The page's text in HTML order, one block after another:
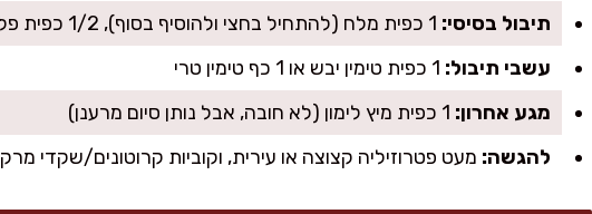
תיבול בסיסי:
עשבי תיבול:
מגע אחרון:
להגשה: מעט פטרוזיליה קצוצה או עירית, וקוביות קרוטונים/שקדי מרק